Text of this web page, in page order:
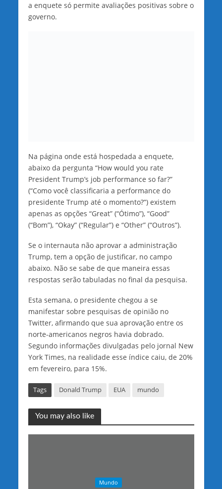
a enquete só permite avaliações positivas sobre o
governo.
Na página onde está hospedada a enquete,
abaixo da pergunta “How would you rate
President Trump’s job performance so far?”
(“Como você classificaria a performance do
presidente Trump até o momento?”) existem
apenas as opções “Great” (“Ótimo”), “Good”
(“Bom”), “Okay” (“Regular”) e “Other” (“Outros”).
Se o internauta não aprovar a administração
Trump, tem a opção de justificar, no campo
abaixo. Não se sabe de que maneira essas
respostas serão tabuladas no final da pesquisa.
Esta semana, o presidente chegou a se
manifestar sobre pesquisas de opinião no
Twitter, afirmando que sua aprovação entre os
norte-americanos negros havia dobrado.
Segundo informações divulgadas pelo jornal New
York Times, na realidade esse índice caiu, de 20%
em fevereiro, para 15%.
Tags Donald Trump EUA mundo
You may also like
Mundo